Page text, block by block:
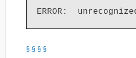
§ § § §